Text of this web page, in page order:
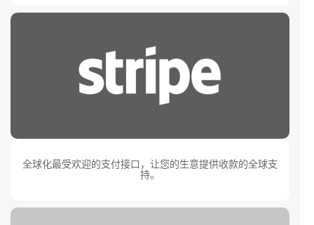
全球化最受欢迎的支付接口，让您的生意提供收款的全球支
持。